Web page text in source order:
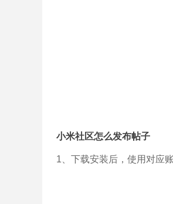
小米社区怎么发布帖子
1、下载安装后，使用对应